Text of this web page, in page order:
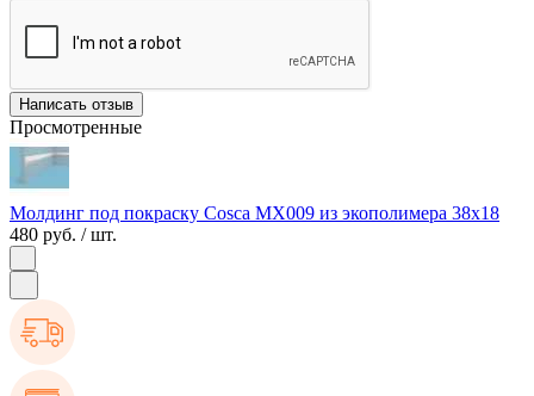
Написать отзыв
Просмотренные
Молдинг под покраску Cosca MX009 из экополимера 38х18
480 руб. / шт.